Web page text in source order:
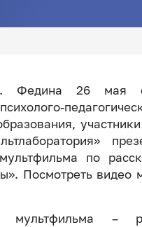
Федина 26 мая
по
Посмотреть видео
–